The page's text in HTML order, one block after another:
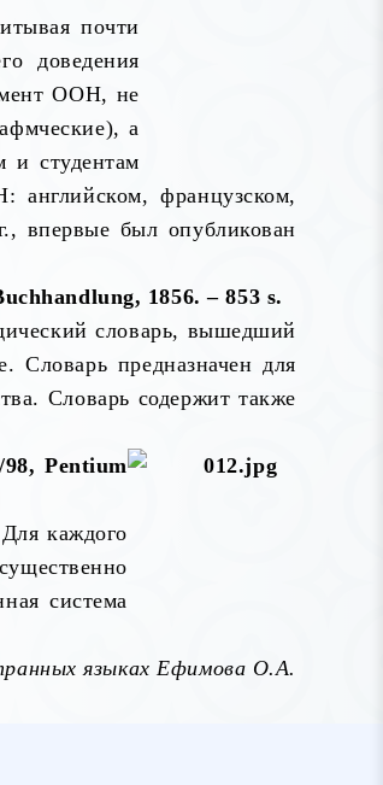
почти
доведения
ООН, не
а
и студентам
французском,
впервые был опубликован
1856. – 853 s.
словарь, вышедший
Словарь предназначен для
Словарь содержит также
Pentium
каждого
система
языках Ефимова О.А.